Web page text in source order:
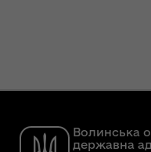
Волинська
державна